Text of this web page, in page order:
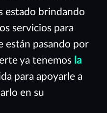
estado brindando
servicios para
están pasando por
ya tenemos la
para apoyarle a
en su